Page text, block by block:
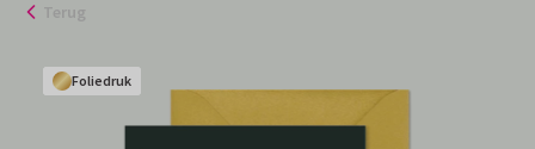
Terug
Foliedruk
Foliedruk
Foliedruk
Foliedruk